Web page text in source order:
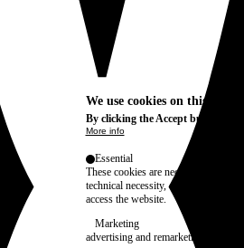
We use cookies on this site
By clicking the Accept button,
More info
Essential
These cookies are necessary for
technical necessity, only an
access the website.
Marketing
advertising and remarketing cookies,